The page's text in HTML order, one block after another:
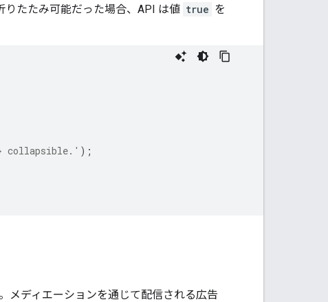
りたたみ可能だった場合、API は値 true を
collapsible.' );
メディエーションを通じて配信される広告